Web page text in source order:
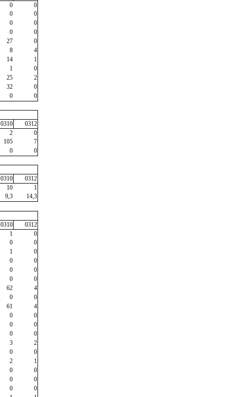
0
0
0
0
0
0
0
0
27
0
8
4
14
1
1
0
25
2
32
0
0
0
0310
0312
2
0
105
7
0
0
0310
0312
10
1
9,3
14,3
0310
0312
1
0
0
0
1
0
0
0
0
0
0
0
62
4
0
0
61
4
0
0
0
0
0
0
3
2
0
0
2
1
0
0
0
0
0
0